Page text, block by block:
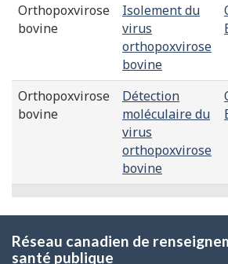
Orthopoxvirose
bovine
Isolement du
virus
orthopoxvirose
bovine
Orthopoxvirose
bovine
Détection
moléculaire du
virus
orthopoxvirose
bovine
Réseau canadien de
santé publique